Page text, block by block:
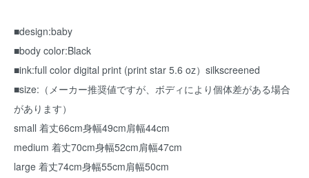
■design:baby
■body color:Black
■ink:full color digital print (print star 5.6 oz）silkscreened
■size:（メーカー推奨値ですが、ボディにより個体差がある場合
があります）
small 着丈66cm身幅49cm肩幅44cm
medium 着丈70cm身幅52cm肩幅47cm
large 着丈74cm身幅55cm肩幅50cm